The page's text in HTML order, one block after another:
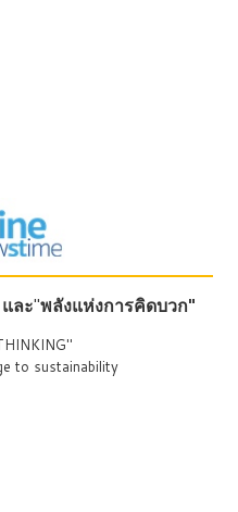
และ"พลังแห่งการคิดบวก"
to sustainability